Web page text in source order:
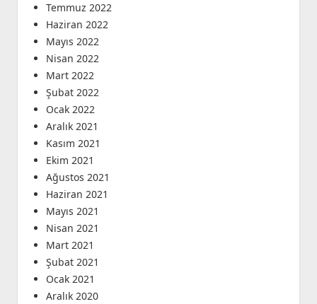
Temmuz 2022
Haziran 2022
Mayıs 2022
Nisan 2022
Mart 2022
Şubat 2022
Ocak 2022
Aralık 2021
Kasım 2021
Ekim 2021
Ağustos 2021
Haziran 2021
Mayıs 2021
Nisan 2021
Mart 2021
Şubat 2021
Ocak 2021
Aralık 2020